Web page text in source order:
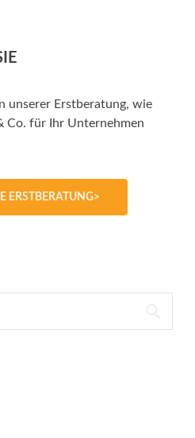
unserer Erstberatung, wie
Co. für Ihr Unternehmen
ERSTBERATUNG>